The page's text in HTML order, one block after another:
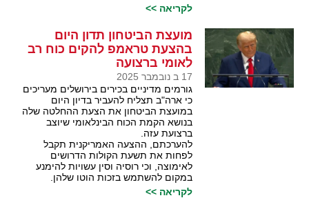
לקריאה >>
מועצת הביטחון תדון היום
בהצעת טראמפ להקים כוח רב
לאומי ברצועה
17 ב נובמבר 2025
גורמים מדיניים בכירים בירושלים מעריכים
כי ארה"ב תצליח להעביר בדיון היום
במועצת הביטחון את הצעת ההחלטה שלה
בנושא הקמת הכוח הבינלאומי שיוצב
ברצועת עזה.
להערכתם, ההצעה האמריקנית תקבל
לפחות את תשעת הקולות הדרושים
לאימוצה, וכי רוסיה וסין עשויות להימנע
במקום להשתמש בזכות הוטו שלהן.
לקריאה >>